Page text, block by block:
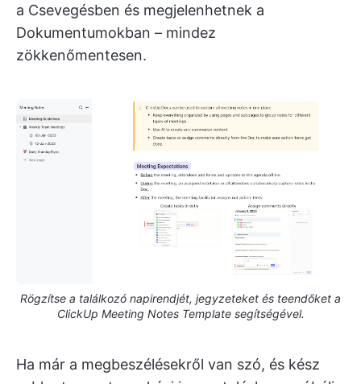
a Csevegésben és megjelenhetnek a
Dokumentumokban – mindez
zökkenőmentesen.
Rögzítse a találkozó napirendjét, jegyzeteket és teendőket a
ClickUp Meeting Notes Template segítségével.
Ha már a megbeszélésekről van szó, és kész